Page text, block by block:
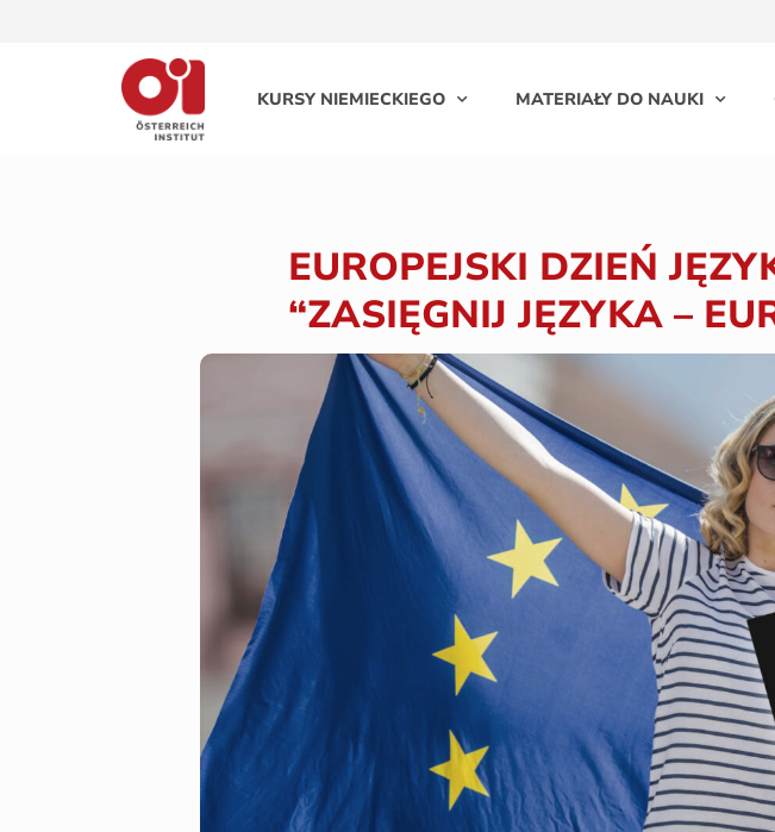
KURSY NIEMIECKIEGO MATERIAŁY DO NAUKI
EUROPEJSKI DZIEŃ
“ZASIĘGNIJ JĘZYKA –